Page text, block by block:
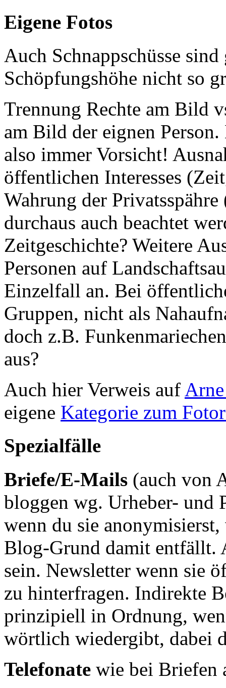
Eigene Fotos
Auch Schnappschüsse
Schöpfungshöhe nicht so
Trennung Rechte am Bild
am Bild der eignen
also immer Vorsicht!
öffentlichen Interesses
Wahrung der
durchaus auch beachtet
Zeitgeschichte? Weitere
Personen auf
Einzelfall an. Bei
Gruppen, nicht als
doch z.B.
aus?
Auch hier Verweis auf
eigene Kategorie zum
Spezialfälle
Briefe/E-Mails (auch von
bloggen wg. Urheber- und
wenn du sie
Blog-Grund damit entfällt.
sein. Newsletter wenn sie
zu hinterfragen. Indirekte
prinzipiell in Ordnung,
wörtlich wiedergibt, dabei
Telefonate wie bei Briefen